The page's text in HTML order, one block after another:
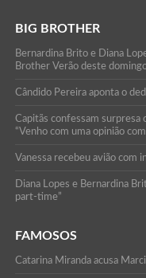
BIG BROTHER
Bernardina Brito e Diana
Brother Verão deste
Cândido Pereira aponta o
Capitãs confessam surpresa
“Venho com uma opinião
Vanessa recebeu avião com
Diana Lopes e Bernardina
part-time”
FAMOSOS
Catarina Miranda acusa